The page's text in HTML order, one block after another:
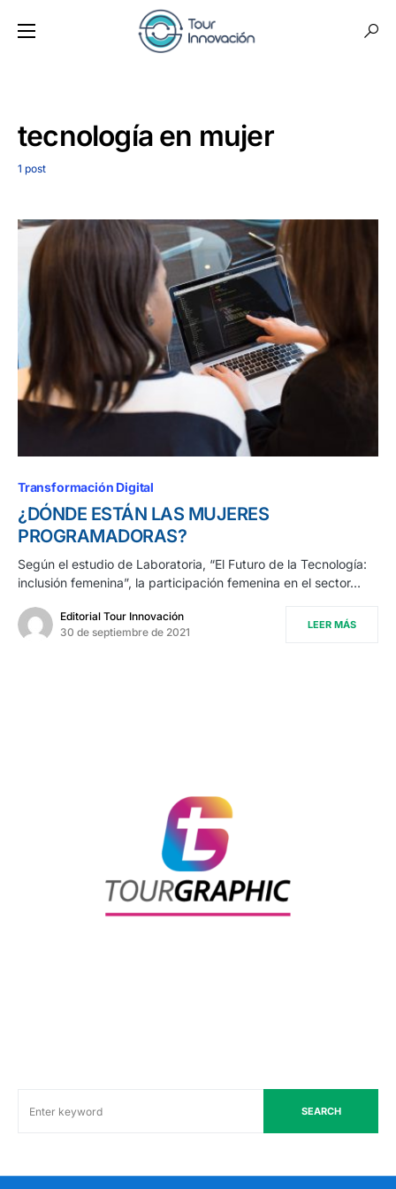
tecnología en mujer
1 post
Transformación Digital
¿DÓNDE ESTÁN LAS MUJERES
PROGRAMADORAS?
Según el estudio de Laboratoria, “El Futuro de la Tecnología:
inclusión femenina”, la participación femenina en el sector…
Editorial Tour Innovación
30 de septiembre de 2021
LEER MÁS
SEARCH